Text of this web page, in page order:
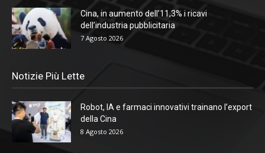
Cina, in aumento dell’11,3% i ricavi
dell’industria pubblicitaria
7 Agosto 2026
Notizie Più Lette
Robot, IA e farmaci innovativi trainano l’export
della Cina
8 Agosto 2026